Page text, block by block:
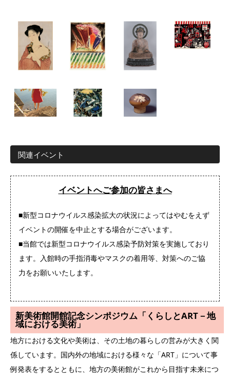
関連イベント
イベントへご参加の皆さまへ
■新型コロナウイルス感染拡大の状況によってはやむをえず
イベントの開催を中止とする場合がございます。
■当館では新型コロナウイルス感染予防対策を実施しており
ます。入館時の手指消毒やマスクの着用等、対策へのご協
力をお願いいたします。
新美術館開館記念シンポジウム「くらしとART－地
域における美術」
地方における文化や美術は、その土地の暮らしの営みが大きく関
係しています。国内外の地域における様々な「ART」について事
例発表をするとともに、地方の美術館がこれから目指す未来につ